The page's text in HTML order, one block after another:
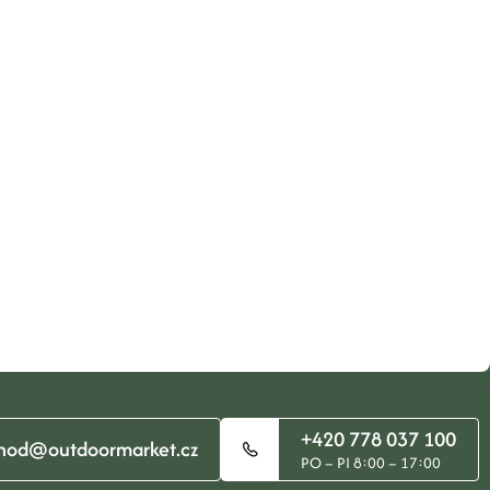
+420 778 037 100
PO – PI 8:00 – 17:00